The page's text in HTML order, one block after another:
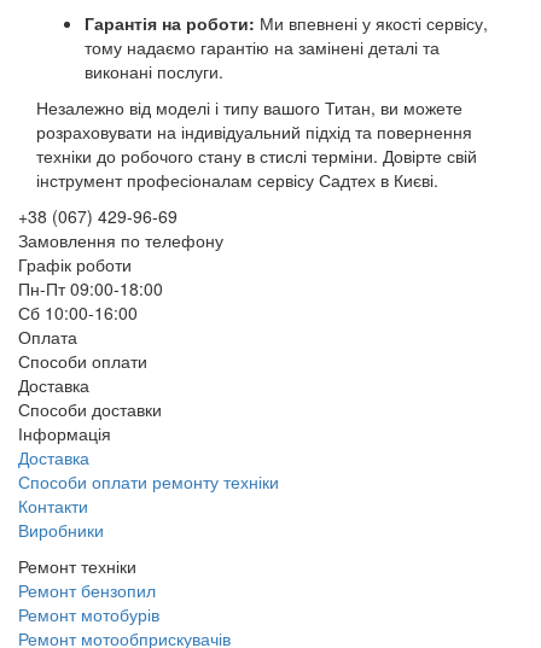
Гарантія на роботи: Ми впевнені у якості сервісу,
тому надаємо гарантію на замінені деталі та
виконані послуги.
Незалежно від моделі і типу вашого Титан, ви можете
розраховувати на індивідуальний підхід та повернення
техніки до робочого стану в стислі терміни. Довірте свій
інструмент професіоналам сервісу Садтех в Києві.
+38 (067) 429-96-69
Замовлення по телефону
Графік роботи
Пн-Пт 09:00-18:00
Сб 10:00-16:00
Оплата
Способи оплати
Доставка
Способи доставки
Інформація
Доставка
Способи оплати ремонту техніки
Контакти
Виробники
Ремонт техніки
Ремонт бензопил
Ремонт мотобурів
Ремонт мотообприскувачів